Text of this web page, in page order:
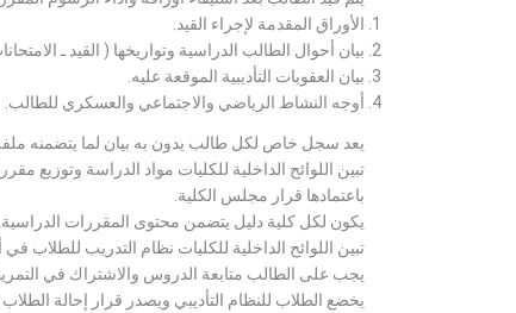
الأوراق المقدمة لإجراء القيد.
بيان أحوال الطالب الدراسية وتواريخها ( القيد ـ
بيان العقوبات التأديبية الموقعة عليه.
أوجه النشاط الرياضي والاجتماعي والعسكري للطالب.
يعد سجل خاص لكل طالب يدون به بيان لما يتضمنه
تبين اللوائح الداخلية للكليات مواد الدراسة
باعتمادها قرار مجلس الكلية.
يكون لكل كلية دليل يتضمن محتوى المقررات الدراسية.
تبين اللوائح الداخلية للكليات نظام التدريب للطلاب
يجب على الطالب متابعة الدروس والاشتراك في
يخضع الطلاب للنظام التأديبي ويصدر قرار إحالة